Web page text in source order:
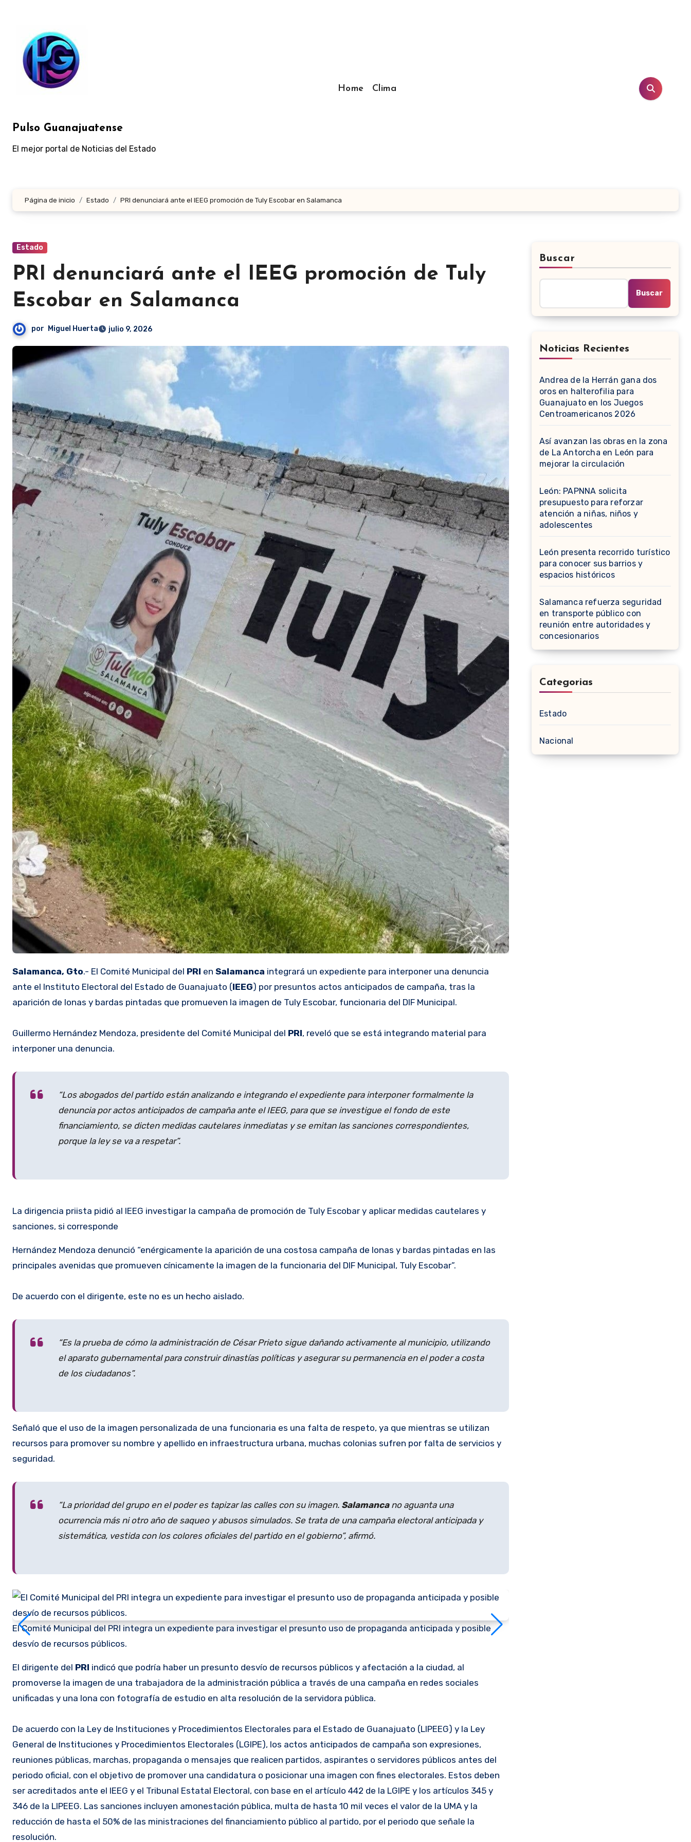
contenido
Pulso Guanajuatense
El mejor portal de Noticias del Estado
Home Clima
Página de inicio Estado PRI denunciará ante el IEEG promoción de Tuly Escobar en Salamanca
Estado
PRI denunciará ante el IEEG promoción de Tuly
Escobar en Salamanca
por Miguel Huerta julio 9, 2026
Salamanca, Gto.- El Comité Municipal del PRI en Salamanca integrará un expediente para interponer una denuncia
ante el Instituto Electoral del Estado de Guanajuato (IEEG) por presuntos actos anticipados de campaña, tras la
aparición de lonas y bardas pintadas que promueven la imagen de Tuly Escobar, funcionaria del DIF Municipal.
Guillermo Hernández Mendoza, presidente del Comité Municipal del PRI, reveló que se está integrando material para
interponer una denuncia.
“Los abogados del partido están analizando e integrando el expediente para interponer formalmente la
denuncia por actos anticipados de campaña ante el IEEG, para que se investigue el fondo de este
financiamiento, se dicten medidas cautelares inmediatas y se emitan las sanciones correspondientes,
porque la ley se va a respetar”.
La dirigencia priista pidió al IEEG investigar la campaña de promoción de Tuly Escobar y aplicar medidas cautelares y
sanciones, si corresponde
Hernández Mendoza denunció “enérgicamente la aparición de una costosa campaña de lonas y bardas pintadas en las
principales avenidas que promueven cínicamente la imagen de la funcionaria del DIF Municipal, Tuly Escobar”.
De acuerdo con el dirigente, este no es un hecho aislado.
“Es la prueba de cómo la administración de César Prieto sigue dañando activamente al municipio, utilizando
el aparato gubernamental para construir dinastías políticas y asegurar su permanencia en el poder a costa
de los ciudadanos”.
Señaló que el uso de la imagen personalizada de una funcionaria es una falta de respeto, ya que mientras se utilizan
recursos para promover su nombre y apellido en infraestructura urbana, muchas colonias sufren por falta de servicios y
seguridad.
“La prioridad del grupo en el poder es tapizar las calles con su imagen. Salamanca no aguanta una
ocurrencia más ni otro año de saqueo y abusos simulados. Se trata de una campaña electoral anticipada y
sistemática, vestida con los colores oficiales del partido en el gobierno”, afirmó.
El Comité Municipal del PRI integra un expediente para investigar el presunto uso de propaganda anticipada y posible
desvío de recursos públicos.
El dirigente del PRI indicó que podría haber un presunto desvío de recursos públicos y afectación a la ciudad, al
promoverse la imagen de una trabajadora de la administración pública a través de una campaña en redes sociales
unificadas y una lona con fotografía de estudio en alta resolución de la servidora pública.
De acuerdo con la Ley de Instituciones y Procedimientos Electorales para el Estado de Guanajuato (LIPEEG) y la Ley
General de Instituciones y Procedimientos Electorales (LGIPE), los actos anticipados de campaña son expresiones,
reuniones públicas, marchas, propaganda o mensajes que realicen partidos, aspirantes o servidores públicos antes del
periodo oficial, con el objetivo de promover una candidatura o posicionar una imagen con fines electorales. Estos deben
ser acreditados ante el IEEG y el Tribunal Estatal Electoral, con base en el artículo 442 de la LGIPE y los artículos 345 y
346 de la LIPEEG. Las sanciones incluyen amonestación pública, multa de hasta 10 mil veces el valor de la UMA y la
reducción de hasta el 50% de las ministraciones del financiamiento público al partido, por el periodo que señale la
resolución.
Buscar
Buscar
Noticias Recientes
Andrea de la Herrán gana dos
oros en halterofilia para
Guanajuato en los Juegos
Centroamericanos 2026
Así avanzan las obras en la zona
de La Antorcha en León para
mejorar la circulación
León: PAPNNA solicita
presupuesto para reforzar
atención a niñas, niños y
adolescentes
León presenta recorrido turístico
para conocer sus barrios y
espacios históricos
Salamanca refuerza seguridad
en transporte público con
reunión entre autoridades y
concesionarios
Categorias
Estado
Nacional